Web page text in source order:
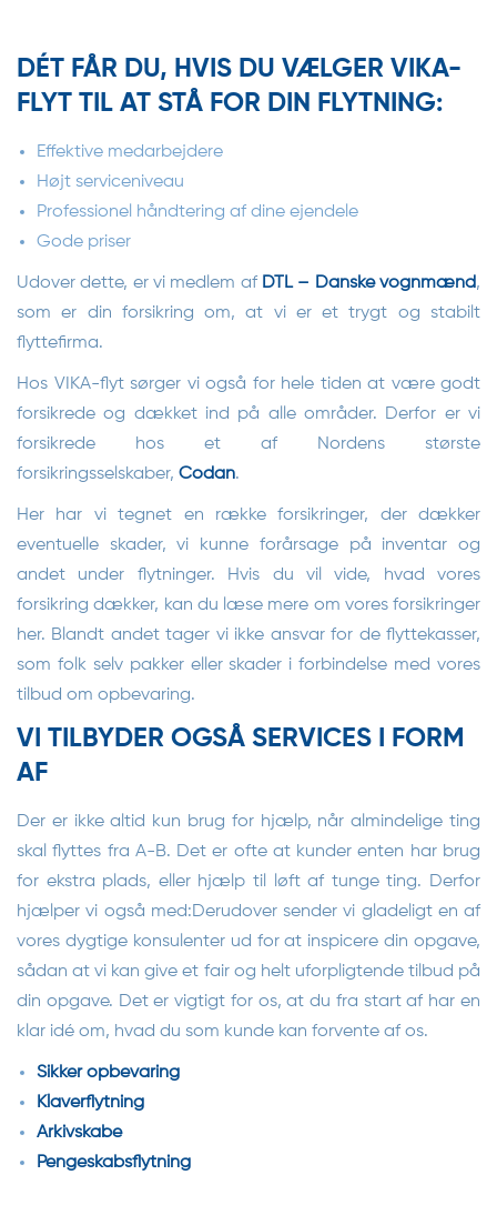
DÉT FÅR DU, HVIS DU VÆLGER VIKA-
FLYT TIL AT STÅ FOR DIN FLYTNING:
Effektive medarbejdere
Højt serviceniveau
Professionel håndtering af dine ejendele
Gode priser
Udover dette, er vi medlem af DTL – Danske vognmænd,
som er din forsikring om, at vi er et trygt og stabilt
flyttefirma.
Hos VIKA-flyt sørger vi også for hele tiden at være godt
forsikrede og dækket ind på alle områder. Derfor er vi
forsikrede hos et af Nordens største
forsikringsselskaber, Codan.
Her har vi tegnet en række forsikringer, der dækker
eventuelle skader, vi kunne forårsage på inventar og
andet under flytninger. Hvis du vil vide, hvad vores
forsikring dækker, kan du læse mere om vores forsikringer
her. Blandt andet tager vi ikke ansvar for de flyttekasser,
som folk selv pakker eller skader i forbindelse med vores
tilbud om opbevaring.
VI TILBYDER OGSÅ SERVICES I FORM
AF
Der er ikke altid kun brug for hjælp, når almindelige ting
skal flyttes fra A-B. Det er ofte at kunder enten har brug
for ekstra plads, eller hjælp til løft af tunge ting. Derfor
hjælper vi også med:Derudover sender vi gladeligt en af
vores dygtige konsulenter ud for at inspicere din opgave,
sådan at vi kan give et fair og helt uforpligtende tilbud på
din opgave. Det er vigtigt for os, at du fra start af har en
klar idé om, hvad du som kunde kan forvente af os.
Sikker opbevaring
Klaverflytning
Arkivskabe
Pengeskabsflytning